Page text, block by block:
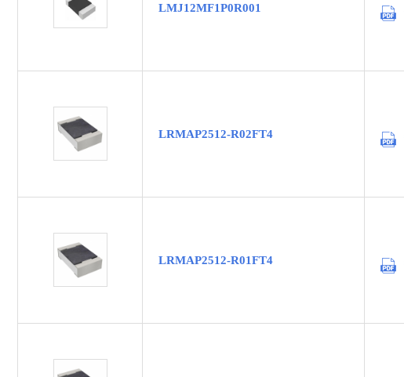
LMJ12MF1P0R001
LRMAP2512-R02FT4
LRMAP2512-R01FT4